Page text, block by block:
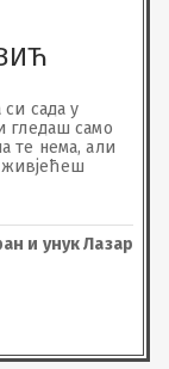
сада у
гледаш само
те нема, али
и унук Лазар